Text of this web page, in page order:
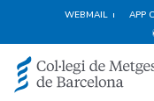
WEBMAIL APP